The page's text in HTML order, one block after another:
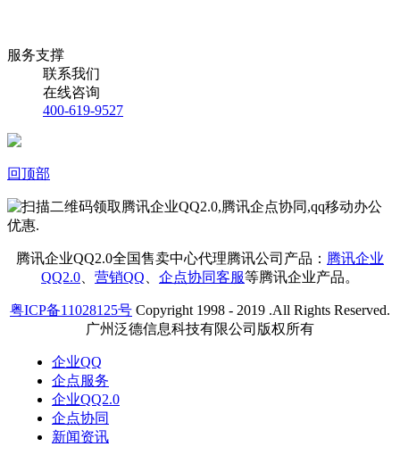
服务支撑
联系我们
在线咨询
400-619-9527
回顶部
腾讯企业QQ2.0全国售卖中心代理腾讯公司产品： 腾讯企业
QQ2.0
营销QQ 企点协同客服等腾讯企业产品。
粤ICP备11028125号 Copyright 1998 - 2019 .All Rights Reserved.
广州泛德信息科技有限公司版权所有
企业QQ
企点服务
企业QQ2.0
企点协同
新闻资讯